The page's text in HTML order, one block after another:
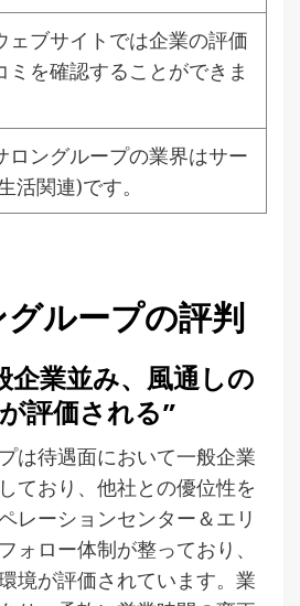
ェブサイトでは企業の評価
ミを確認することができま
ロングループの業界はサー
活関連)です。
ループの評判
企業並み、風通しの
評価される”
は待遇面において一般企業
ており、他社との優位性を
レーションセンター＆エリ
ォロー体制が整っており、
境が評価されています。業